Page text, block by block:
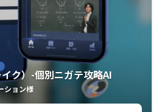
ク）-個別ニガテ攻略AI
ション様